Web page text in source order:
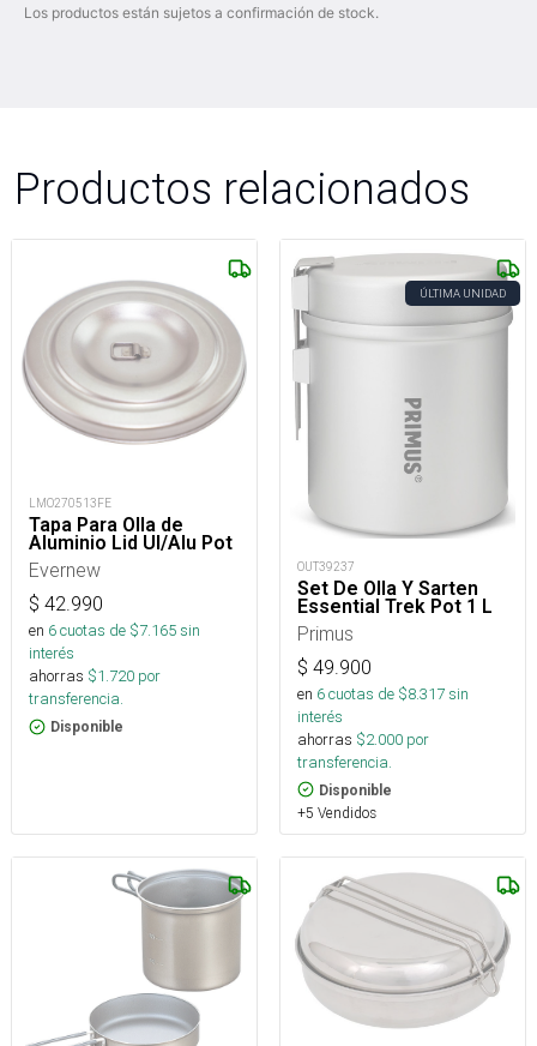
Los productos están sujetos a confirmación de stock.
Productos relacionados
LMO270513FE
Tapa Para Olla de
Aluminio Lid Ul/Alu Pot
Evernew
$ 42.990
en 6cuotas de $7.165sin
interés
ahorras $1.720 por
transferencia.
Disponible
ÚLTIMA UNIDAD
OUT39237
Set De Olla Y Sarten
Essential Trek Pot 1 L
Primus
$ 49.900
en 6cuotas de $8.317sin
interés
ahorras $2.000 por
transferencia.
Disponible
+5 Vendidos